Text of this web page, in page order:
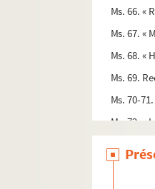
Ms. 66. «
Ms. 67.
Ms. 68. «
Ms. 69.
Ms. 70-
Ms. 72. «
Ms. 74. «